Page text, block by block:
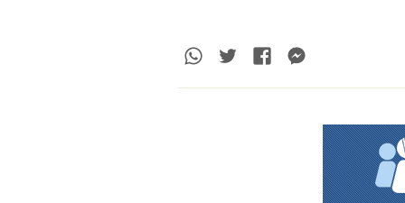
Whatsapp
TwitterFacebook